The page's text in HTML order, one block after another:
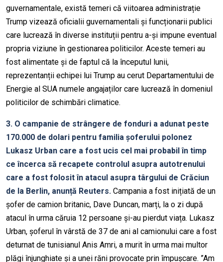
guvernamentale, există temeri că viitoarea administrație
Trump vizează oficialii guvernamentali și funcționarii publici
care lucrează în diverse instituții pentru a-și impune eventual
propria viziune în gestionarea politicilor. Aceste temeri au
fost alimentate și de faptul că la începutul lunii,
reprezentanții echipei lui Trump au cerut Departamentului de
Energie al SUA numele angajaților care lucrează în domeniul
politicilor de schimbări climatice.
3. O campanie de strângere de fonduri a adunat peste
170.000 de dolari pentru familia șoferului polonez
Lukasz Urban care a fost ucis cel mai probabil în timp
ce încerca să recapete controlul asupra autotrenului
care a fost folosit în atacul asupra târgului de Crăciun
de la Berlin, anunță Reuters. Campania a fost inițiată de un
șofer de camion britanic, Dave Duncan, marți, la o zi după
atacul în urma căruia 12 persoane și-au pierdut viața. Lukasz
Urban, șoferul în vârstă de 37 de ani al camionului care a fost
deturnat de tunisianul Anis Amri, a murit în urma mai multor
plăgi înjunghiate și a unei răni provocate prin împușcare. ”Am